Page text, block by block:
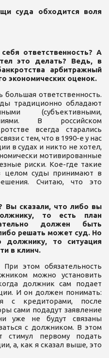
суда обходится воля
ответственность? А
это делать? Ведь, в
арбитражный
экономических оценок.
ответственность.
традиционно обладают
(субъективными,
В российском
всегда старались
с тем, что в 1990-е у нас
в судах и никто не хотел,
мотивированные
риски. Кое-где такие
целом суды принимают в
Считаю, что это
сказали, что либо вы
то есть план
должен быть
решать может суд. Но
должнику, то ситуация
в клинч.
этом обязательность
можно установить
должник сам подает
И он должен понимать:
с кредиторами, после
сами подадут заявление
уже не будут связаны
с должником. В этом
стимул первому подать
а, как я сказал выше, это